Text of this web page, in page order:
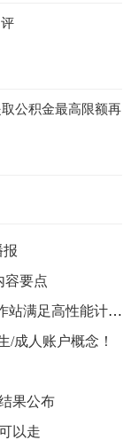
公积金最高限额再
报
容要点
品质卓越商用旗舰，宏碁Veriton T系列工作站满足高性能计算需求
/成人账户概念！
果公布
以走